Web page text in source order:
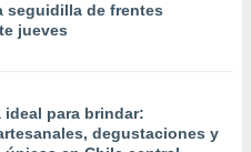
seguidilla de frentes
jueves
ideal para brindar:
degustaciones y